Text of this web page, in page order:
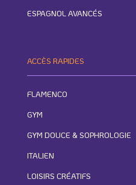
ESPAGNOL AVANCÉS
ACCÈS RAPIDES
FLAMENCO
GYM
GYM DOUCE & SOPHROLOGIE
ITALIEN
LOISIRS CRÉATIFS